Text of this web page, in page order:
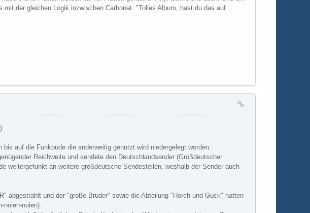
der gleichen Logik inzwischen Carbonat. "Tolles Album, hast du das auf
auf die Funkbude die anderweitig genutzt wird niedergelegt worden.
Reichweite und sendete den Deutschlandsender (Großdeutscher
weitergefunkt an weitere großdeutsche Sendestellen. weshalb der Sender auch
abgestrahlt und der "große Bruder" sowie die Abteilung "Horch und Guck" hatten
noien-noien).